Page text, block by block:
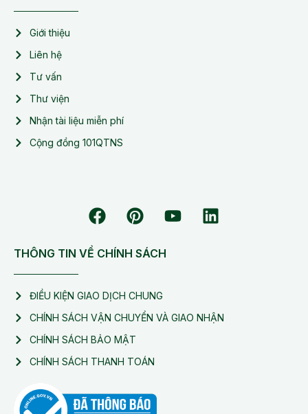
Giới thiệu
Liên hệ
Tư vấn
Thư viện
Nhận tài liệu miễn phí
Cộng đồng 101QTNS
THÔNG TIN VỀ CHÍNH SÁCH
ĐIỀU KIỆN GIAO DỊCH CHUNG
CHÍNH SÁCH VẬN CHUYỂN VÀ GIAO NHẬN
CHÍNH SÁCH BẢO MẬT
CHÍNH SÁCH THANH TOÁN